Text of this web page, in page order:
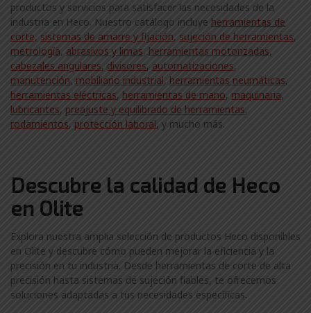
productos y servicios para satisfacer las necesidades de la
industria en Heco. Nuestro catálogo incluye herramientas de
corte, sistemas de amarre y fijación, sujeción de herramientas,
metrología, abrasivos y limas, herramientas motorizadas,
cabezales angulares, divisores, automatizaciones,
manutención, mobiliario industrial, herramientas neumáticas,
herramientas eléctricas, herramientas de mano, maquinaria,
lubricantes, preajuste y equilibrado de herramientas,
rodamientos, protección laboral, y mucho más.
Descubre la calidad de Heco
en Olite
Explora nuestra amplia selección de productos Heco disponibles
en Olite y descubre cómo pueden mejorar la eficiencia y la
precisión en tu industria. Desde herramientas de corte de alta
precisión hasta sistemas de sujeción fiables, te ofrecemos
soluciones adaptadas a tus necesidades específicas.